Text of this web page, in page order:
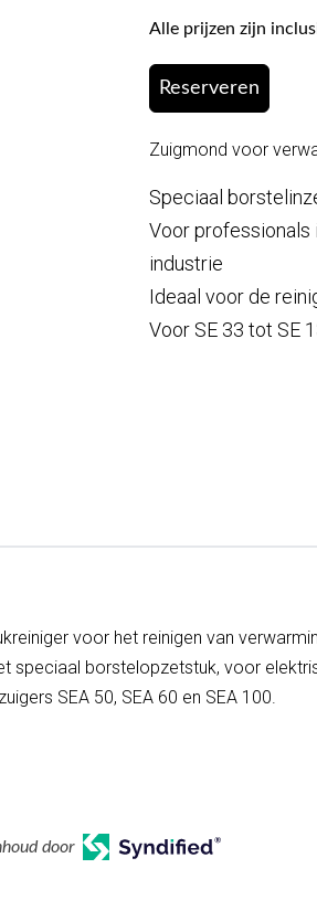
Alle prijzen zijn
Reserveren
Zuigmond voor
Speciaal
Voor professionals
industrie
Ideaal voor de
Voor SE 33 tot SE
voor het reinigen van
speciaal borstelopzetstuk, voor
SEA 50, SEA 60 en SEA 100.
door